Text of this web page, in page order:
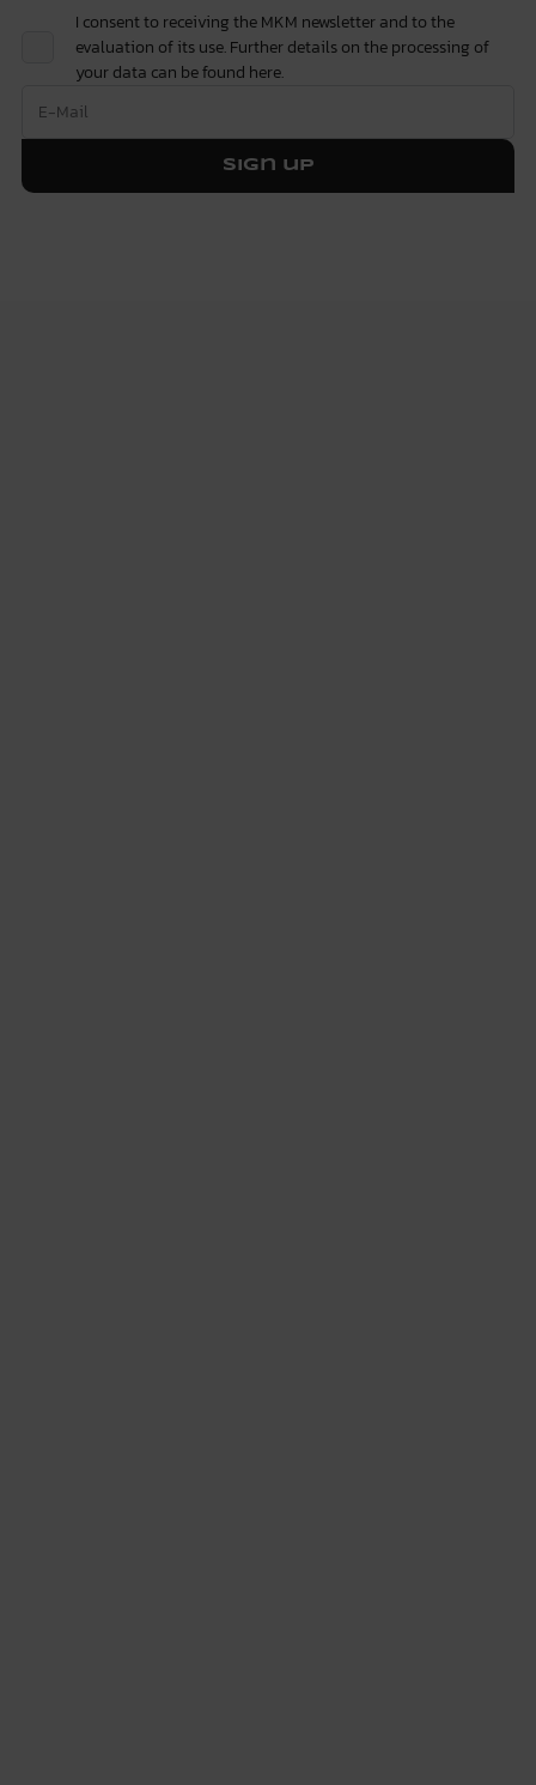
I consent to receiving the MKM newsletter and to the
evaluation of its use. Further details on the processing of
your data can be found here.
Sign up